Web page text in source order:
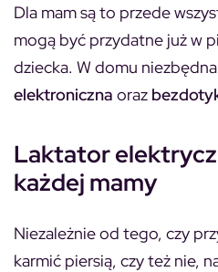
Dla mam są to przede
mogą być przydatne już w
dziecka. W domu
elektroniczna oraz
Laktator
każdej mamy
Niezależnie od tego, czy
karmić piersią, czy też nie,